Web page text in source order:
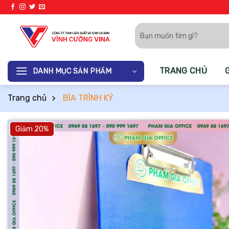
qua
Tìm
kiếm:
DANH MỤC SẢN PHẨM TRANG CHỦ
Trang chủ BÌA TRÌNH KÝ
Giảm 20%